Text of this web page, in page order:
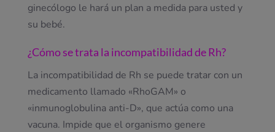
ginecólogo le hará un plan a medida para usted y
su bebé.
¿Cómo se trata la incompatibilidad de Rh?
La incompatibilidad de Rh se puede tratar con un
medicamento llamado «RhoGAM» o
«inmunoglobulina anti-D», que actúa como una
vacuna. Impide que el organismo genere